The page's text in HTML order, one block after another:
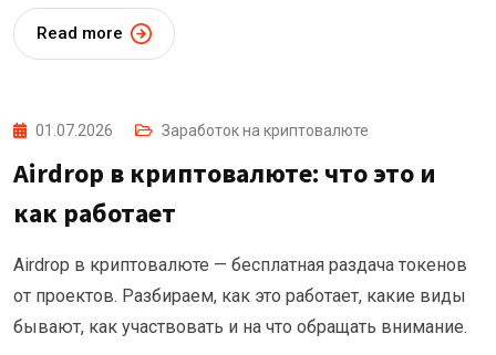
Read more
01.07.2026 Заработок на криптовалюте
Airdrop в криптовалюте: что это и
как работает
Airdrop в криптовалюте — бесплатная раздача токенов
от проектов. Разбираем, как это работает, какие виды
бывают, как участвовать и на что обращать внимание.